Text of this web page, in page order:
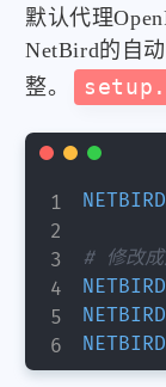
默认代理
NetBird的自
整。
# 修改成